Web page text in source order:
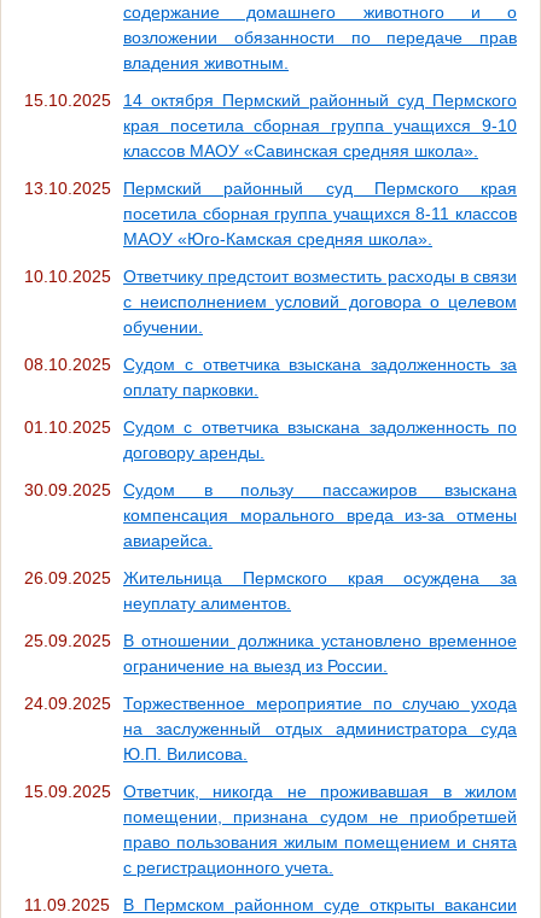
содержание домашнего животного и о
возложении обязанности по передаче прав
владения животным.
15.10.2025
14 октября Пермский районный суд Пермского
края посетила сборная группа учащихся 9-10
классов МАОУ «Савинская средняя школа».
13.10.2025
Пермский районный суд Пермского края
посетила сборная группа учащихся 8-11 классов
МАОУ «Юго-Камская средняя школа».
10.10.2025
Ответчику предстоит возместить расходы в связи
с неисполнением условий договора о целевом
обучении.
08.10.2025
Судом с ответчика взыскана задолженность за
оплату парковки.
01.10.2025
Судом с ответчика взыскана задолженность по
договору аренды.
30.09.2025
Судом в пользу пассажиров взыскана
компенсация морального вреда из-за отмены
авиарейса.
26.09.2025
Жительница Пермского края осуждена за
неуплату алиментов.
25.09.2025
В отношении должника установлено временное
ограничение на выезд из России.
24.09.2025
Торжественное мероприятие по случаю ухода
на заслуженный отдых администратора суда
Ю.П. Вилисова.
15.09.2025
Ответчик, никогда не проживавшая в жилом
помещении, признана судом не приобретшей
право пользования жилым помещением и снята
с регистрационного учета.
11.09.2025
В Пермском районном суде открыты вакансии